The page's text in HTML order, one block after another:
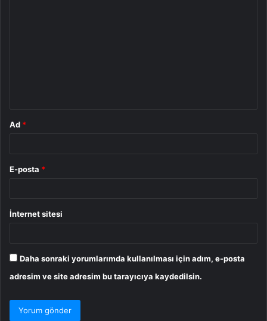
Ad *
E-posta *
İnternet sitesi
Daha sonraki yorumlarımda kullanılması için adım, e-posta
adresim ve site adresim bu tarayıcıya kaydedilsin.